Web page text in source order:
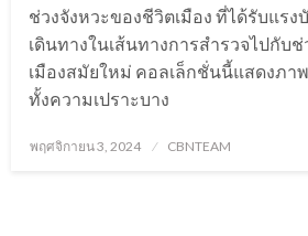
ช่วงจังหวะของชีวิตเมือง ที่ได้รับแร
เดินทางในเส้นทางการสำรวจไปกับ
เมืองสมัยใหม่ คอลเล็กชั่นนี้แสดงภา
ทั้งความเปราะบาง
Posted
พฤศจิกายน 3, 2024 CBNTEAM